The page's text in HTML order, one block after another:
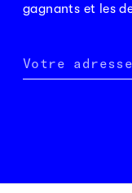
gagnants et les
Votre